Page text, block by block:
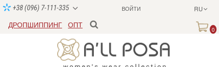
ВОЙТИ RU
+38 (096) 7-111-335
ДРОПШИППИНГ ОПТ
0